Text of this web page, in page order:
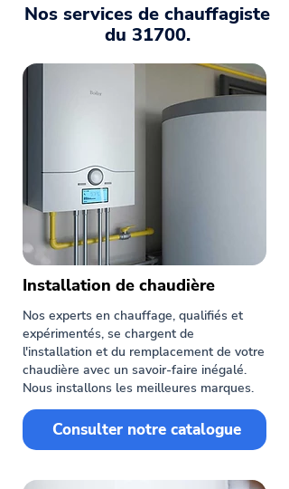
Nos services de chauffagiste
du 31700.
Installation de chaudière
Nos experts en chauffage, qualifiés et
expérimentés, se chargent de
l'installation et du remplacement de votre
chaudière avec un savoir-faire inégalé.
Nous installons les meilleures marques.
Consulter notre catalogue